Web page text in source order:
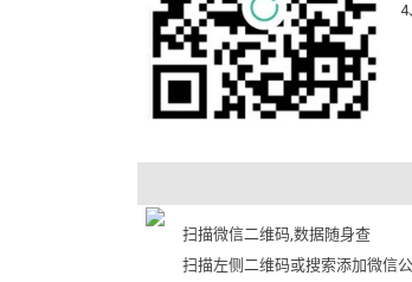
4
扫描微信二维码,数据随身查
扫描左侧二维码或搜索添加微信公